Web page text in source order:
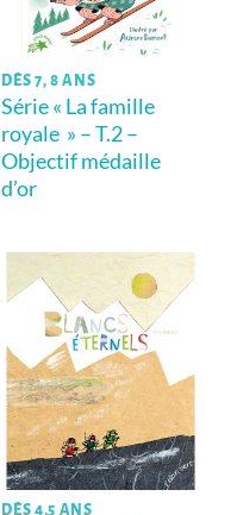
DÈS 7, 8 ANS
Série « La famille
royale » – T.2 –
Objectif médaille
d’or
DÈS 4,5 ANS